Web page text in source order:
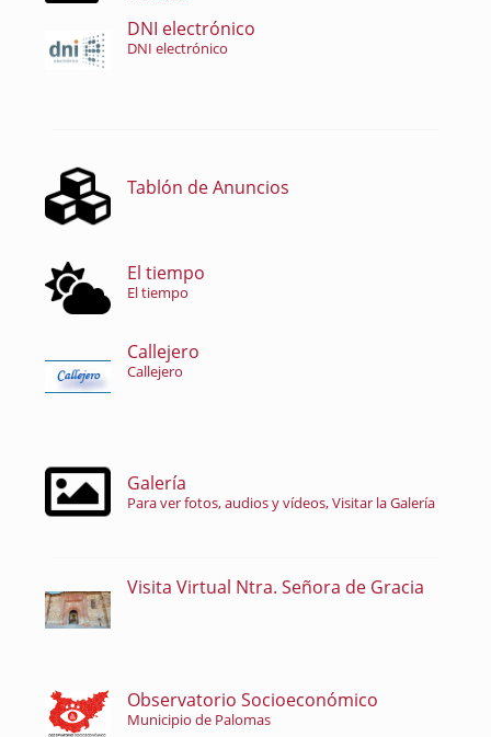
DNI electrónico
DNI electrónico
Tablón de Anuncios
El tiempo
El tiempo
Callejero
Callejero
Galería
Para ver fotos, audios y vídeos, Visitar la Galería
Visita Virtual Ntra. Señora de Gracia
Observatorio Socioeconómico
Municipio de Palomas